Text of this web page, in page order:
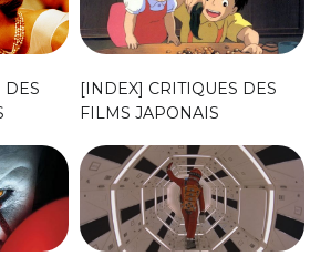
DES
[INDEX] CRITIQUES DES
FILMS JAPONAIS